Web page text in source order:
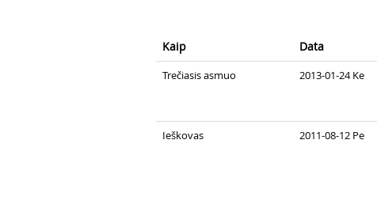
Kaip Data
Trečiasis asmuo 2013-01-24 Ke
Ieškovas 2011-08-12 Pe